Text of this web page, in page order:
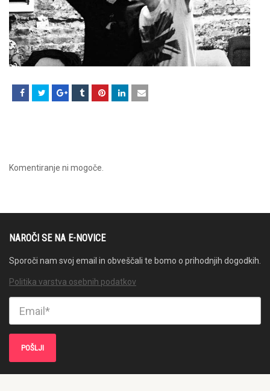
Komentiranje ni mogoče.
NAROČI SE NA E-NOVICE
Sporoči nam svoj email in obveščali te bomo o prihodnjih dogodkih.
Politika varstva osebnih podatkov